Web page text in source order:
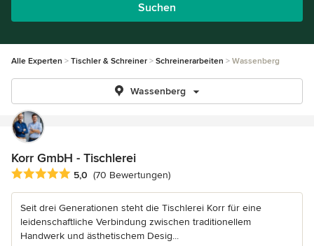
Suchen
Alle Experten Tischler & Schreiner Schreinerarbeiten Wassenberg
Wassenberg
Korr GmbH - Tischlerei
Durchschnittliche Bewertung: 5 von 5 Sternen
5,0 (70 Bewertungen)
Seit drei Generationen steht die Tischlerei Korr für eine
leidenschaftliche Verbindung zwischen traditionellem
Handwerk und ästhetischem Desig...